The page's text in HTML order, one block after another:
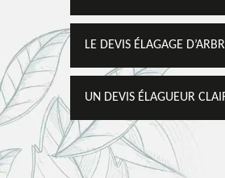
LE DEVIS ÉLAGAGE
UN DEVIS ÉLAGUEUR